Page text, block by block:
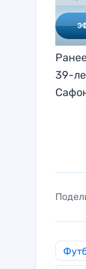
39-